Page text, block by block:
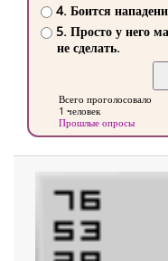
4. Боится
5. Просто у него
не сделать.
Всего проголосовало
1 человек
Прошлые опросы